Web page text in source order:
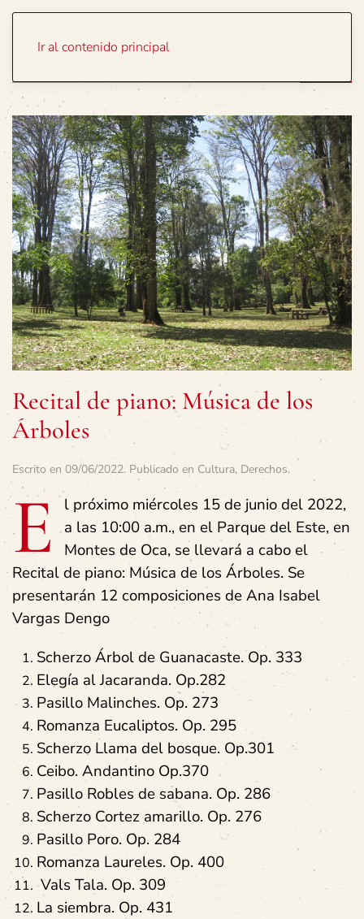
Ir al contenido principal
Recital de piano: Música de los
Árboles
Escrito en 09/06/2022. Publicado en Cultura, Derechos.
E
l próximo miércoles 15 de junio del 2022,
a las 10:00 a.m., en el Parque del Este, en
Montes de Oca, se llevará a cabo el
Recital de piano: Música de los Árboles. Se
presentarán 12 composiciones de Ana Isabel
Vargas Dengo
Scherzo Árbol de Guanacaste. Op. 333
Elegía al Jacaranda. Op.282
Pasillo Malinches. Op. 273
Romanza Eucaliptos. Op. 295
Scherzo Llama del bosque. Op.301
Ceibo. Andantino Op.370
Pasillo Robles de sabana. Op. 286
Scherzo Cortez amarillo. Op. 276
Pasillo Poro. Op. 284
Romanza Laureles. Op. 400
Vals Tala. Op. 309
La siembra. Op. 431